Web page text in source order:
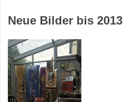
Neue Bilder bis 2013